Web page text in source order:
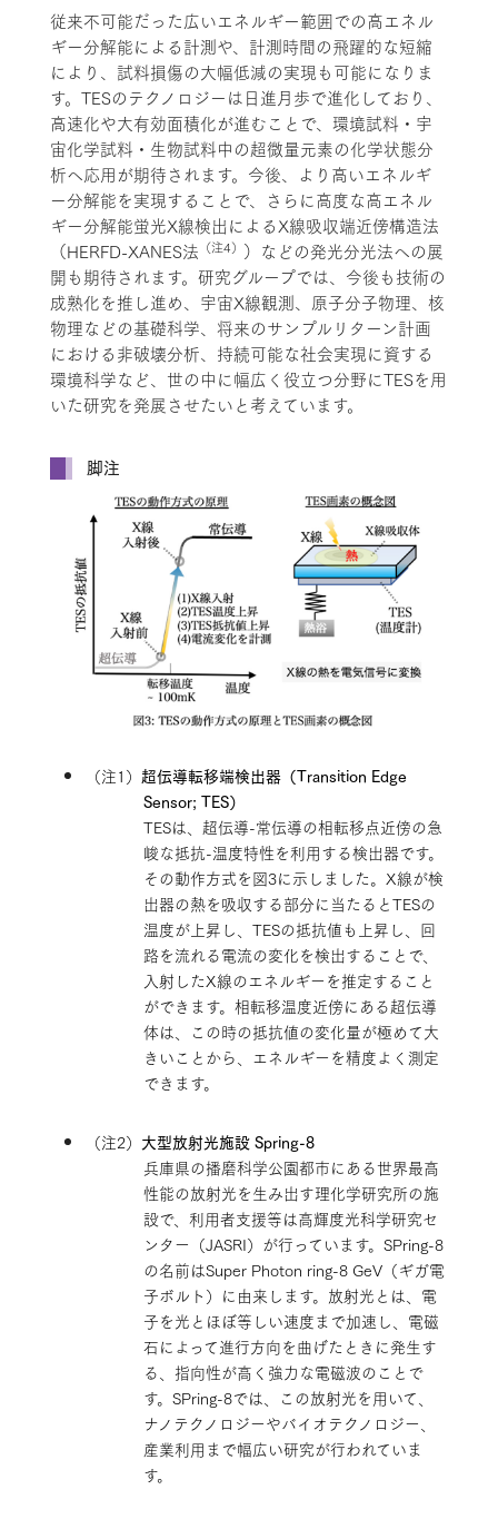
従来不可能だった広いエネルギー範囲での高エネル
ギー分解能による計測や、計測時間の飛躍的な短縮
により、試料損傷の大幅低減の実現も可能になりま
す。TESのテクノロジーは日進月歩で進化しており、
高速化や大有効面積化が進むことで、環境試料・宇
宙化学試料・生物試料中の超微量元素の化学状態分
析へ応用が期待されます。今後、より高いエネルギ
ー分解能を実現することで、さらに高度な高エネル
ギー分解能蛍光X線検出によるX線吸収端近傍構造法
（HERFD-XANES法 （注4） ）などの発光分光法への展
開も期待されます。研究グループでは、今後も技術の
成熟化を推し進め、宇宙X線観測、原子分子物理、核
物理などの基礎科学、将来のサンプルリターン計画
における非破壊分析、持続可能な社会実現に資する
環境科学など、世の中に幅広く役立つ分野にTESを用
いた研究を発展させたいと考えています。
脚注
（注1） 超伝導転移端検出器（Transition Edge
Sensor; TES）
TESは、超伝導-常伝導の相転移点近傍の急
峻な抵抗-温度特性を利用する検出器です。
その動作方式を図3に示しました。X線が検
出器の熱を吸収する部分に当たるとTESの
温度が上昇し、TESの抵抗値も上昇し、回
路を流れる電流の変化を検出することで、
入射したX線のエネルギーを推定すること
ができます。相転移温度近傍にある超伝導
体は、この時の抵抗値の変化量が極めて大
きいことから、エネルギーを精度よく測定
できます。
（注2） 大型放射光施設 Spring-8
兵庫県の播磨科学公園都市にある世界最高
性能の放射光を生み出す理化学研究所の施
設で、利用者支援等は高輝度光科学研究セ
ンター（JASRI）が行っています。SPring-8
の名前はSuper Photon ring-8 GeV（ギガ電
子ボルト）に由来します。放射光とは、電
子を光とほぼ等しい速度まで加速し、電磁
石によって進行方向を曲げたときに発生す
る、指向性が高く強力な電磁波のことで
す。SPring-8では、この放射光を用いて、
ナノテクノロジーやバイオテクノロジー、
産業利用まで幅広い研究が行われていま
す。